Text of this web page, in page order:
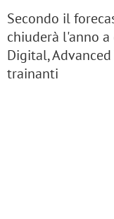
Secondo il
chiuderà l'anno
Digital,
trainanti